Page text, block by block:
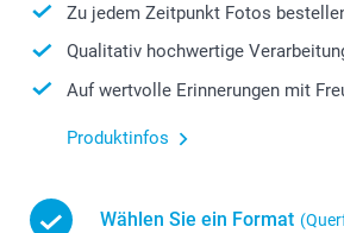
Zu jedem Zeitpunkt Fotos
Qualitativ hochwertige
Auf wertvolle Erinnerungen mit
Produktinfos
Wählen Sie ein Format